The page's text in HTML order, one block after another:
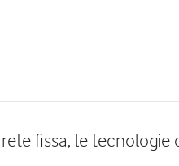
fissa, le tecnologie